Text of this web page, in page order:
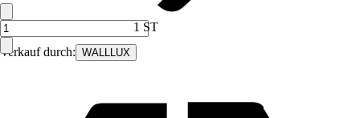
Verkauf durch: WALLLUX
1 ST